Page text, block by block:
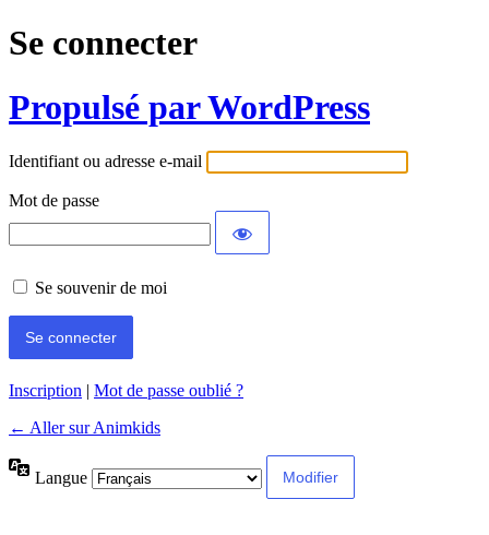
Se connecter
Propulsé par WordPress
Identifiant ou adresse e-mail
Mot de passe
Se souvenir de moi
Inscription | Mot de passe oublié ?
← Aller sur Animkids
Langue